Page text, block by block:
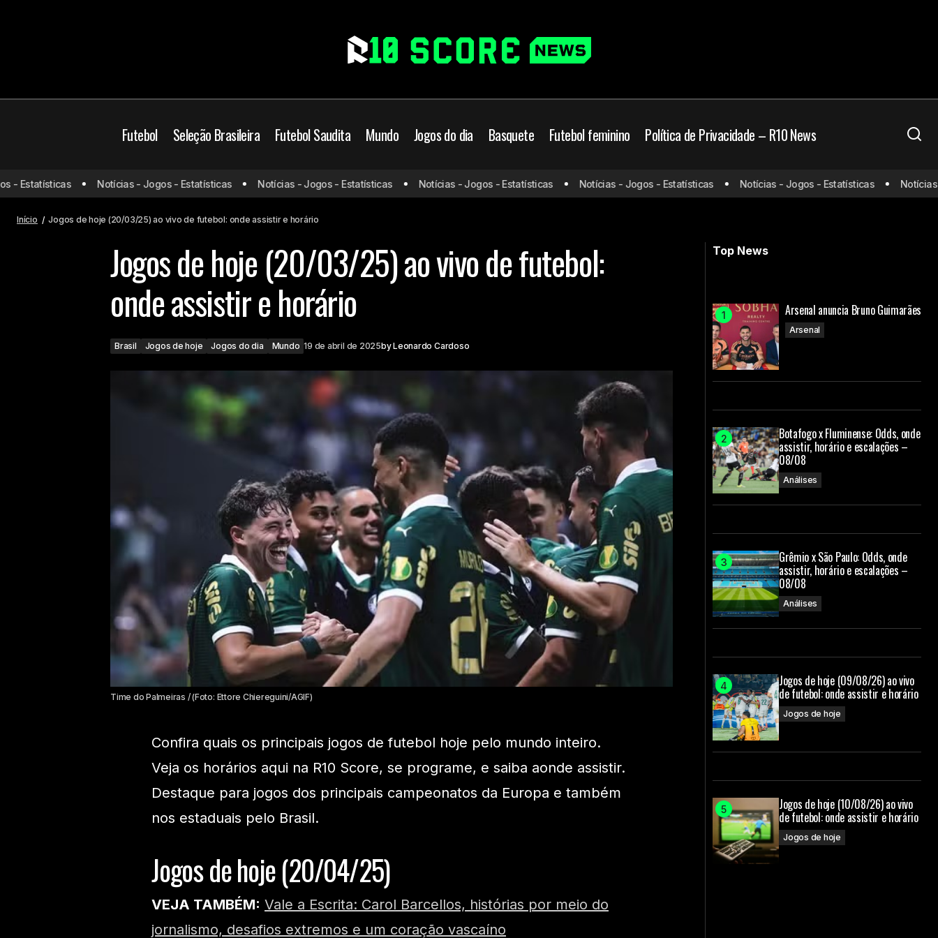
Futebol Seleção Brasileira Futebol Saudita Mundo Jogos do dia Basquete Futebol feminino Política de Privacidade – R10 News
Embalado com Renato Gaúcho,
Fluminense tem melhor início de
Brasileirão desde 2017
Brasil Jogos de hoje
Jogos do dia
Mundo
Jogos de hoje (20/03/25) ao vivo de futebol: onde assistir e
horário
Vai na janela? América-RJ lança ônibus
com imagem de Romário, seu
presidente
Estatísticas Notícias - Jogos - Estatísticas Notícias - Jogos - Estatísticas Notícias - Jogos - Estatísticas Notícias - Jogos - Estatísticas Notícias - Jogos - Estatísticas Notícias -
Início Jogos de hoje (20/03/25) ao vivo de futebol: onde assistir e horário
Jogos de hoje (20/03/25) ao vivo de futebol:
onde assistir e horário
Brasil Jogos de hoje Jogos do dia Mundo 19 de abril de 2025byLeonardo Cardoso
Time do Palmeiras / (Foto: Ettore Chiereguini/AGIF)
Confira quais os principais jogos de futebol hoje pelo mundo inteiro.
Veja os horários aqui na R10 Score, se programe, e saiba aonde assistir.
Destaque para jogos dos principais campeonatos da Europa e também
nos estaduais pelo Brasil.
Jogos de hoje (20/04/25)
VEJA TAMBÉM: Vale a Escrita: Carol Barcellos, histórias por meio do
jornalismo, desafios extremos e um coração vascaíno
Top News
Arsenal anuncia Bruno Guimarães
Arsenal
Botafogo x Fluminense: Odds, onde
assistir, horário e escalações –
08/08
Análises
Grêmio x São Paulo: Odds, onde
assistir, horário e escalações –
08/08
Análises
Jogos de hoje (09/08/26) ao vivo
de futebol: onde assistir e horário
Jogos de hoje
Jogos de hoje (10/08/26) ao vivo
de futebol: onde assistir e horário
Jogos de hoje